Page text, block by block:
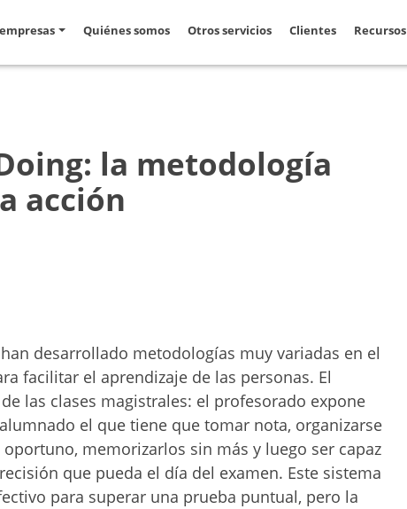
Quiénes somos Otros servicios Clientes Recursos
la metodología
acción
desarrollado metodologías muy variadas en el
facilitar el aprendizaje de las personas. El
las clases magistrales: el profesorado expone
el que tiene que tomar nota, organizarse
memorizarlos sin más y luego ser capaz
que pueda el día del examen. Este sistema
para superar una prueba puntual, pero la